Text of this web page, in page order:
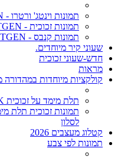
תמונות וינטג' ורטרו - NEXTGEN
תמונות זכוכית - NEXTGEN
תמונות קנבס - NEXTGEN
שעוני קיר מיוחדים.
חדש-שעוני זכוכית
מראות
קולקציות מיוחדות במהדורה
תלת מימד על זכוכית 4K
תמונות זכוכית תלת
לסלון
קטלוג מעצבים 2026
תמונות לפי צבע